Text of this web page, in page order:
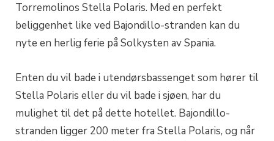
Torremolinos Stella Polaris. Med en perfekt
beliggenhet like ved Bajondillo-stranden kan du
nyte en herlig ferie på Solkysten av Spania.
Enten du vil bade i utendørsbassenget som hører til
Stella Polaris eller du vil bade i sjøen, har du
mulighet til det på dette hotellet. Bajondillo-
stranden ligger 200 meter fra Stella Polaris, og når